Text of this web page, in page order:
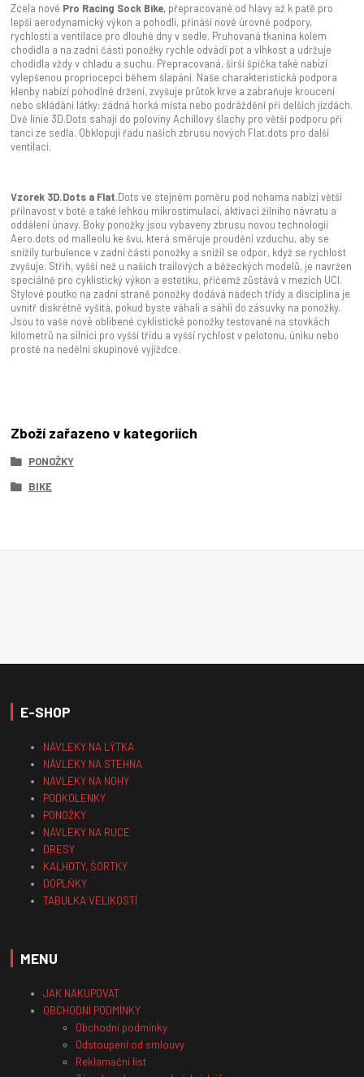
Zcela nové Pro Racing Sock Bike, přepracované od hlavy až k patě pro
lepší aerodynamický výkon a pohodlí, přináší nové úrovně podpory,
rychlosti a ventilace pro dlouhé dny v sedle. Pruhovaná tkanina kolem
chodidla a na zadní části ponožky rychle odvádí pot a vlhkost a udržuje
chodidla vždy v chladu a suchu. Přepracovaná, širší špička také nabízí
vylepšenou propriocepci během šlapání. Naše charakteristická podpora
klenby nabízí pohodlné držení, zvyšuje průtok krve a zabraňuje kroucení
nebo skládání látky: žádná horká místa nebo podráždění při delších jízdách.
Dvě linie 3D.Dots sahají do poloviny Achillovy šlachy pro větší podporu při
tanci ze sedla. Obklopují řadu našich zbrusu nových Flat.dots pro další
ventilaci.
Vzorek 3D.Dots a Flat.Dots ve stejném poměru pod nohama nabízí větší
přilnavost v botě a také lehkou mikrostimulaci, aktivaci žilního návratu a
oddálení únavy. Boky ponožky jsou vybaveny zbrusu novou technologií
Aero.dots od malleolu ke švu, která směruje proudění vzduchu, aby se
snížily turbulence v zadní části ponožky a snížil se odpor, když se rychlost
zvyšuje. Střih, vyšší než u našich trailových a běžeckých modelů, je navržen
speciálně pro cyklistický výkon a estetiku, přičemž zůstává v mezích UCI.
Stylové poutko na zadní straně ponožky dodává nádech třídy a disciplína je
uvnitř diskrétně vyšitá, pokud byste váhali a sáhli do zásuvky na ponožky.
Jsou to vaše nové oblíbené cyklistické ponožky testované na stovkách
kilometrů na silnici pro vyšší třídu a vyšší rychlost v pelotonu, úniku nebo
prostě na nedělní skupinové vyjížďce.
Zboží zařazeno v kategoriích
PONOŽKY
BIKE
E-SHOP
NÁVLEKY NA LÝTKA
NÁVLEKY NA STEHNA
NÁVLEKY NA NOHY
PODKOLENKY
PONOŽKY
NÁVLEKY NA RUCE
DRESY
KALHOTY, ŠORTKY
DOPLŇKY
TABULKA VELIKOSTÍ
MENU
JAK NAKUPOVAT
OBCHODNÍ PODMÍNKY
Obchodní podmínky
Odstoupení od smlouvy
Reklamační list